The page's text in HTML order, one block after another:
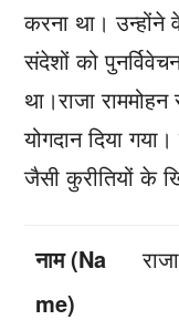
करना था। उन्होंने
संदेशों को
था।राजा
योगदान दिया
जैसी कुरीतियों के
नाम (Na
me)